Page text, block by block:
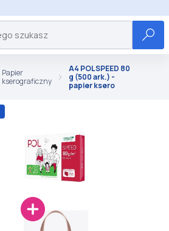
Papier
kserograficzny
A4 POLSPEED 80
g (500 ark.) -
papier ksero